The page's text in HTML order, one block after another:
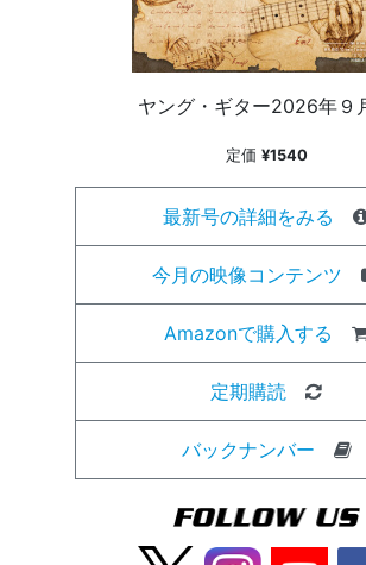
ヤング・ギター2026年９
定価 ¥1540
最新号の詳細をみる
今月の映像コンテンツ
Amazonで購入する
定期購読
バックナンバー